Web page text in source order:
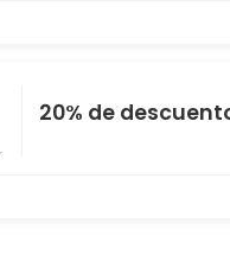
20% de